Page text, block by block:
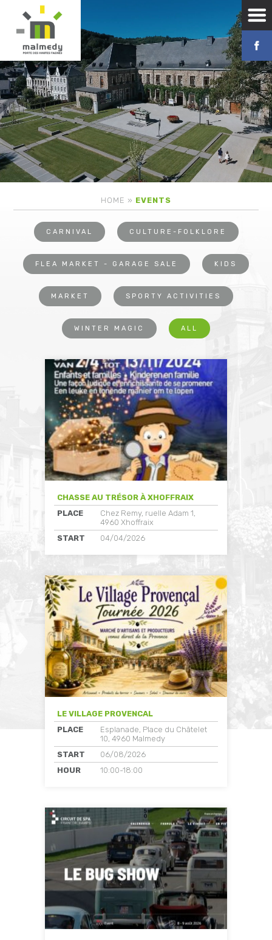
HOME » EVENTS
CARNIVAL CULTURE-FOLKLORE
FLEA MARKET - GARAGE SALE KIDS
MARKET SPORTY ACTIVITIES
WINTER MAGIC ALL
CHASSE AU TRÉSOR À XHOFFRAIX
PLACE
Chez Remy, ruelle Adam 1,
4960 Xhoffraix
START
04/04/2026
LE VILLAGE PROVENCAL
PLACE
Esplanade, Place du Châtelet
10, 4960 Malmedy
START
06/08/2026
HOUR
10:00-18:00